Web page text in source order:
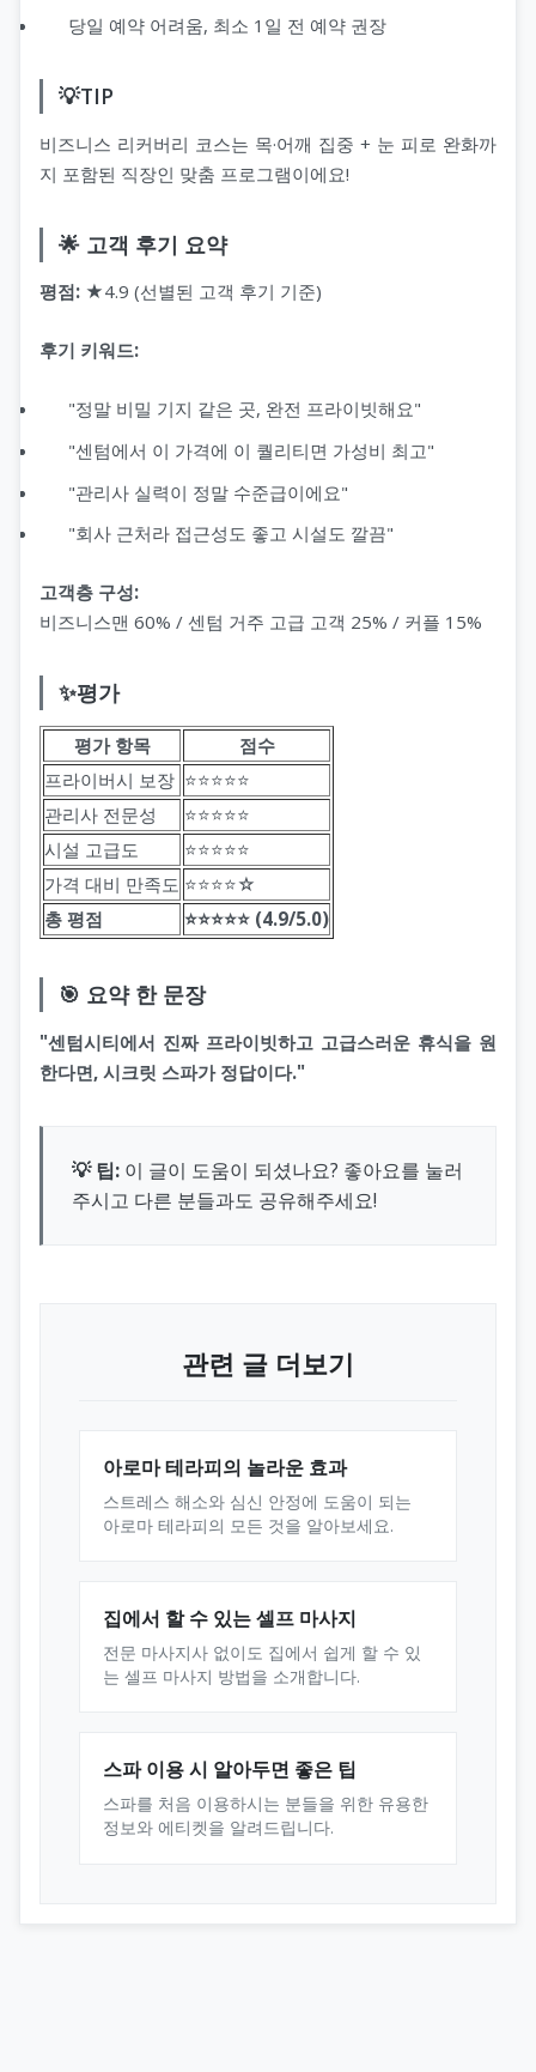
당일 예약 어려움, 최소 1일 전 예약 권장
💡TIP
비즈니스 리커버리 코스는 목·어깨 집중 + 눈 피로 완화까
지 포함된 직장인 맞춤 프로그램이에요!
🌟 고객 후기 요약
평점: ★4.9 (선별된 고객 후기 기준)
후기 키워드:
"정말 비밀 기지 같은 곳, 완전 프라이빗해요"
"센텀에서 이 가격에 이 퀄리티면 가성비 최고"
"관리사 실력이 정말 수준급이에요"
"회사 근처라 접근성도 좋고 시설도 깔끔"
고객층 구성:
비즈니스맨 60% / 센텀 거주 고급 고객 25% / 커플 15%
✨평가
평가 항목
점수
프라이버시 보장 ⭐️⭐️⭐️⭐️⭐️
관리사 전문성
⭐️⭐️⭐️⭐️⭐️
시설 고급도
⭐️⭐️⭐️⭐️⭐️
가격 대비 만족도 ⭐️⭐️⭐️⭐️☆
총 평점
⭐️⭐️⭐️⭐️⭐️ (4.9/5.0)
🎯 요약 한 문장
"센텀시티에서 진짜 프라이빗하고 고급스러운 휴식을 원
한다면, 시크릿 스파가 정답이다."
💡 팁: 이 글이 도움이 되셨나요? 좋아요를 눌러
주시고 다른 분들과도 공유해주세요!
관련 글 더보기
아로마 테라피의 놀라운 효과
스트레스 해소와 심신 안정에 도움이 되는
아로마 테라피의 모든 것을 알아보세요.
집에서 할 수 있는 셀프 마사지
전문 마사지사 없이도 집에서 쉽게 할 수 있
는 셀프 마사지 방법을 소개합니다.
스파 이용 시 알아두면 좋은 팁
스파를 처음 이용하시는 분들을 위한 유용한
정보와 에티켓을 알려드립니다.